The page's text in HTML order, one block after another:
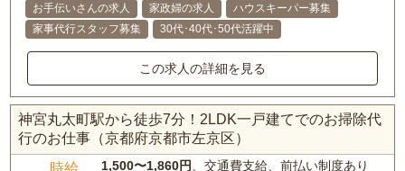
お手伝いさんの求人
家政婦の求人
ハウスキーパー募集
家事代行スタッフ募集
30代･40代･50代活躍中
この求人の詳細を見る
神宮丸太町駅から徒歩7分！2LDK一戸建てでのお掃除代
行のお仕事（京都府京都市左京区）
時給 1,500〜1,860円 、交通費支給、前払い制度あり